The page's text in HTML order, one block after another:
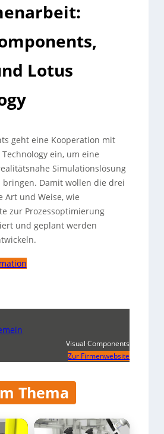
Lotus
geht eine Kooperation mit
ein, um eine
Simulationslösung
bringen. Damit wollen die drei
Art und Weise, wie
zur Prozessoptimierung
und geplant werden
Visual Components
Zur Firmenwebsite
Thema